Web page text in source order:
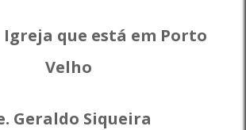
Igreja que está em Porto
Velho
Geraldo Siqueira